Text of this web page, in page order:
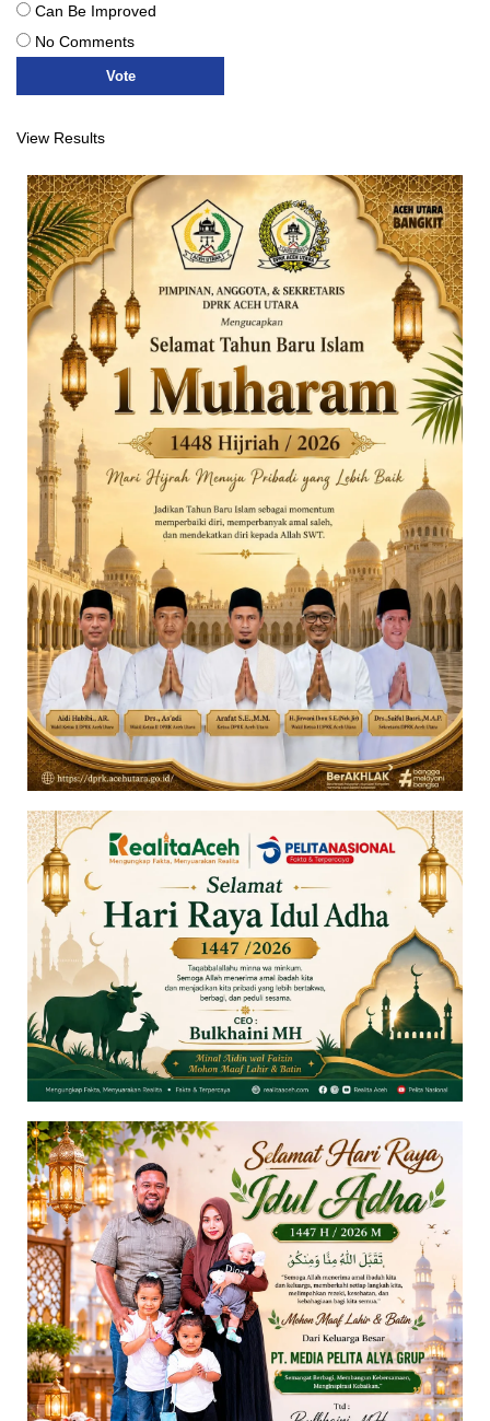
Can Be Improved
No Comments
View Results